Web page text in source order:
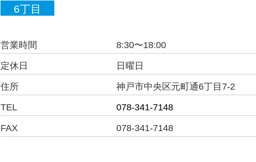
6丁目
営業時間 8:30〜18:00
定休日 日曜日
住所 神戸市中央区元町通6丁目7-2
TEL 078-341-7148
FAX 078-341-7148